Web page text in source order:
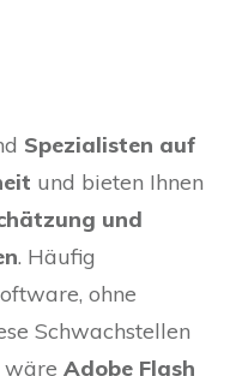
Spezialisten auf
und bieten Ihnen
und
. Häufig
ohne
Schwachstellen
wäre Adobe Flash